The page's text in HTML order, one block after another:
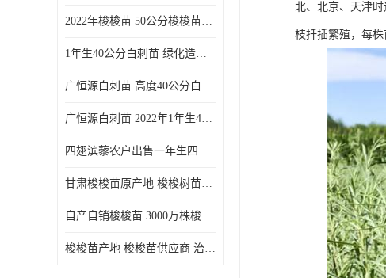
2022年梭梭苗 50公分梭梭苗产地 沙漠绿化梭梭苗基地 提供技术
1年生40公分白刺苗 绿化造林白刺树苗
广恒源白刺苗 高度40公分白刺树苗
广恒源白刺苗 2022年1年生40公分白刺树苗
四翅滨藜农户出售一年生四翅滨藜各种规格四翅滨黎产地货源
甘肃梭梭苗原产地 梭梭树苗种植技术 梭梭种苗基地
自产自销梭梭苗 3000万株梭梭种苗供应 办理检疫全国发货
梭梭苗产地 梭梭苗供应商 治沙造林梭梭种苗 自产自销
北、北京、天津
枝扦插繁殖，每株